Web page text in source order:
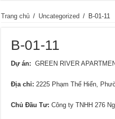
Trang chủ / Uncategorized / B-01-11
B-01-11
Dự án: GREEN RIVER
Địa chỉ: 2225 Phạm Thế Hiển,
Chủ Đầu Tư: Công ty TNHH 276